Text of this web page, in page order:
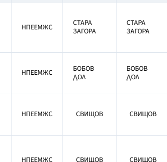
НПЕЕМЖС
СТАРА
ЗАГОРА
СТАРА
ЗАГОРА
НПЕЕМЖС
БОБОВ
ДОЛ
БОБОВ
ДОЛ
НПЕЕМЖС СВИЩОВ СВИЩОВ
НПЕЕМЖС СВИЩОВ СВИЩОВ